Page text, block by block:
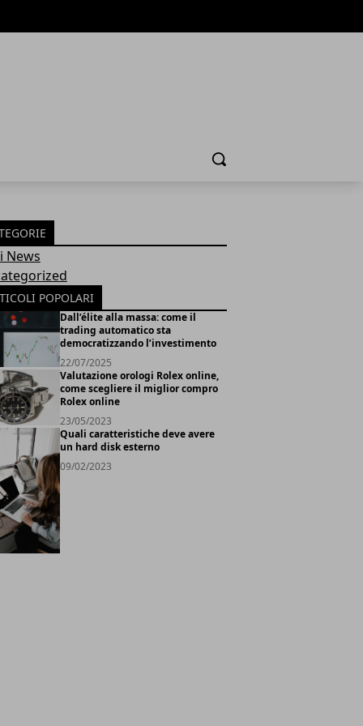
Cerca
News
POPOLARI
Dall’élite alla massa: come il
trading automatico sta
democratizzando l’investimento
22/07/2025
Valutazione orologi Rolex online,
come scegliere il miglior compro
Rolex online
23/05/2023
Quali caratteristiche deve avere
un hard disk esterno
09/02/2023